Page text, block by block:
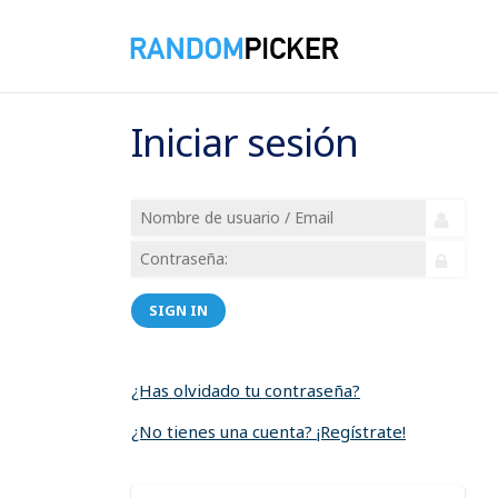
Iniciar sesión
SIGN IN
¿Has olvidado tu contraseña?
¿No tienes una cuenta? ¡Regístrate!